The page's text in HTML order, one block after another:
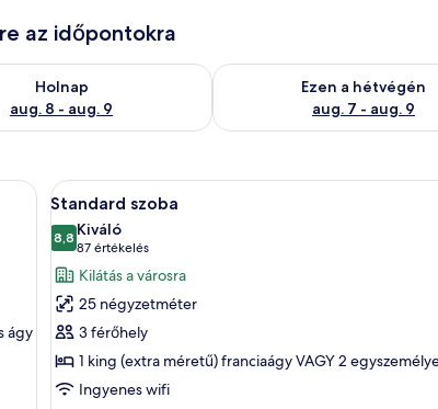
az időpontokra
8
Holnap
aug. 8 - aug. 9
állás ellenőrzése: aug. 8 - aug. 9
Ezen a hétvégén
aug. 7 - aug. 9
A mostani hétvégi
egy nagy ágy, éjjeliszekrények, egy íróasztal székkkel, egy
ágy
A
következő
szoba
összes
képének
megtekintése:
Standard
szoba
Egy modern szállodai
5
Standard szoba
8,810-ből 8,8
Kiváló
87 értékelés
(87
értékelés)
Kilátás a városra
25 négyzetméter
3 férőhely
1 king (extra méretű) franciaágy VAGY 2
Ingyenes wifi